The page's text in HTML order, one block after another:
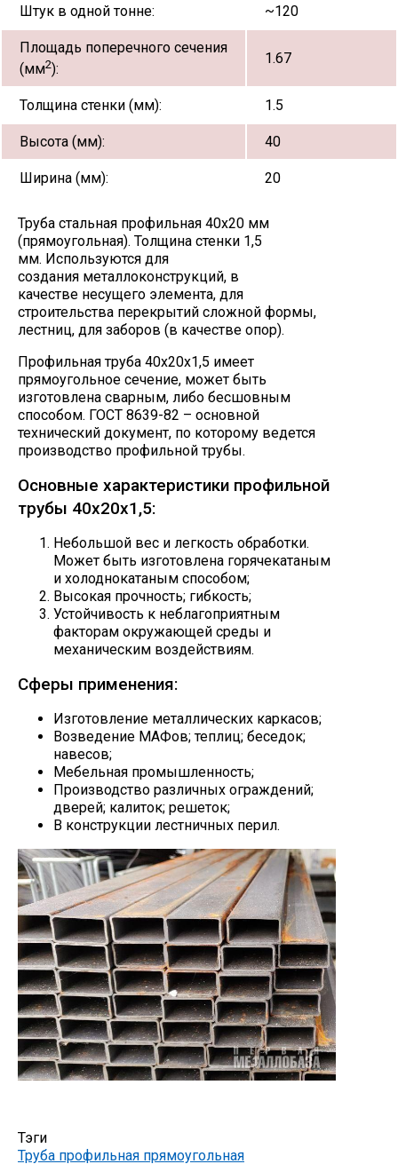
Штук в одной тонне: ~120
Площадь поперечного сечения
(мм2):
1.67
Толщина стенки (мм): 1.5
Высота (мм): 40
Ширина (мм): 20
Труба стальная профильная 40х20 мм
(прямоугольная). Толщина стенки 1,5
мм. Используются для
создания металлоконструкций, в
качестве несущего элемента, для
строительства перекрытий сложной формы,
лестниц, для заборов (в качестве опор).
Профильная труба 40х20х1,5 имеет
прямоугольное сечение, может быть
изготовлена сварным, либо бесшовным
способом. ГОСТ 8639-82 – основной
технический документ, по которому ведется
производство профильной трубы.
Основные характеристики профильной
трубы 40х20х1,5:
Небольшой вес и легкость обработки.
Может быть изготовлена горячекатаным
и холоднокатаным способом;
Высокая прочность; гибкость;
Устойчивость к неблагоприятным
факторам окружающей среды и
механическим воздействиям.
Сферы применения:
Изготовление металлических каркасов;
Возведение МАФов; теплиц; беседок;
навесов;
Мебельная промышленность;
Производство различных ограждений;
дверей; калиток; решеток;
В конструкции лестничных перил.
Тэги
Труба профильная прямоугольная